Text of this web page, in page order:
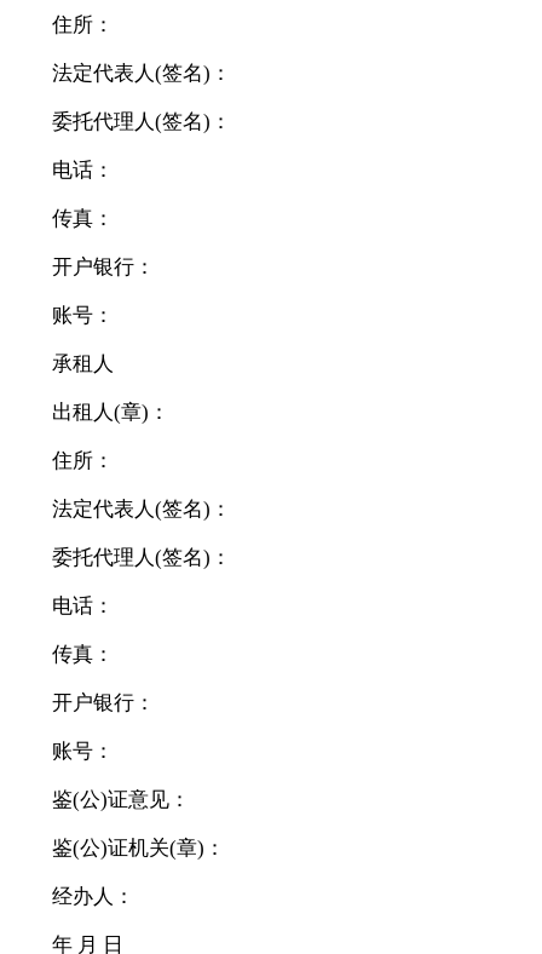
住所：
法定代表人(签名)：
委托代理人(签名)：
电话：
传真：
开户银行：
账号：
承租人
出租人(章)：
住所：
法定代表人(签名)：
委托代理人(签名)：
电话：
传真：
开户银行：
账号：
鉴(公)证意见：
鉴(公)证机关(章)：
经办人：
年 月 日